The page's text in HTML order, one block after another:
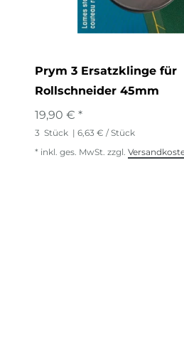
Prym 3 Ersatzklinge für
Rollschneider 45mm
19,90 € *
3 Stück | 6,63 € / Stück
* inkl. ges. MwSt. zzgl.